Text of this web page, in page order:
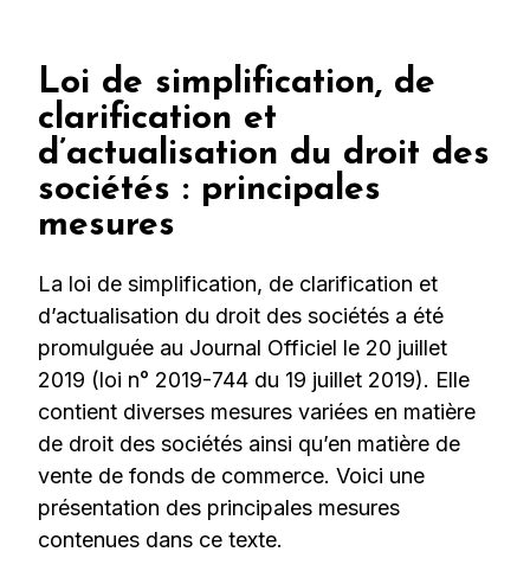
Loi de simplification, de
clarification et
d’actualisation du droit des
sociétés : principales
mesures
La loi de simplification, de clarification et
d’actualisation du droit des sociétés a été
promulguée au Journal Officiel le 20 juillet
2019 (loi n° 2019-744 du 19 juillet 2019). Elle
contient diverses mesures variées en matière
de droit des sociétés ainsi qu’en matière de
vente de fonds de commerce. Voici une
présentation des principales mesures
contenues dans ce texte.